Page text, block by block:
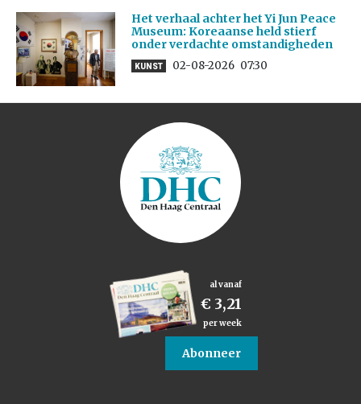
Het verhaal achter het Yi Jun Peace
Museum: Koreaanse held stierf
onder verdachte omstandigheden
KUNST 02-08-2026 07:30
al vanaf
€ 3,21
per week
Abonneer